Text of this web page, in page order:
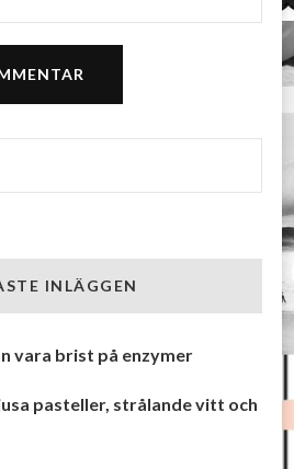
INLÄGGEN
vara brist på enzymer
pasteller, strålande vitt och